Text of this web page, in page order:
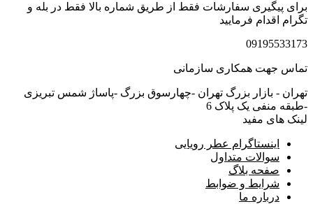
برای پیگیری سفارشات فقط از طریق شماره بالا فقط در بله و
تگرام اقدام فرمایید
09195533173
تماس جهت همکاری سازمانی
تهران - بازار بزرگ تهران -چهارسوق بزرگ -پاساژ شمس تبریزی
-طبقه منفی یک پلاک 6
لینک های مفید
اینستاگرام عطر رویایی
سوالات متداول
صفحه بلاگ
شرایط و ضوابط
درباره ما